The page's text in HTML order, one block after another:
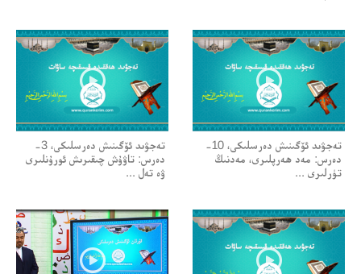
تەجۋىد ئۆگىنىش دەرسلىكى، 10-
دەرس: مەد ھەرپلىرى، مەدنىڭ
تۈرلىرى ...
تەجۋىد ئۆگىنىش دەرسلىكى، 3-
دەرس: تاۋۇش چىقىرىش ئورۇنلىرى
ۋە تەل ...